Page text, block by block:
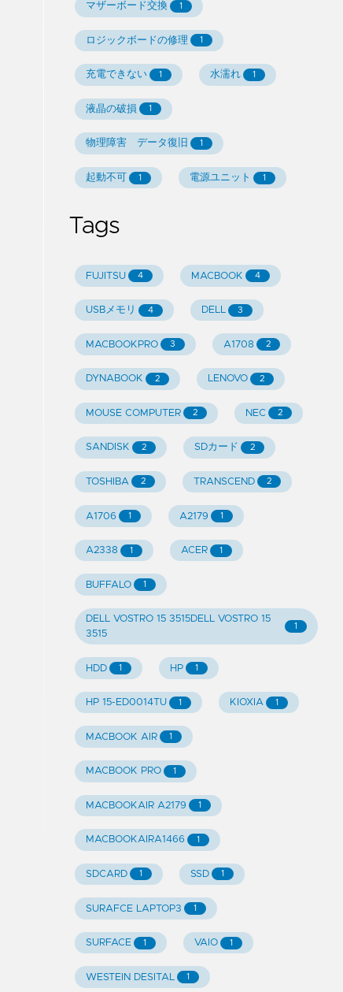
マザーボード交換 1
ロジックボードの修理 1
充電できない 1 水濡れ 1
液晶の破損 1
物理障害 データ復旧 1
起動不可 1 電源ユニット 1
Tags
FUJITSU 4 MACBOOK 4
USBメモリ 4 DELL 3
MACBOOKPRO 3 A1708 2
DYNABOOK 2 LENOVO 2
MOUSE COMPUTER 2 NEC 2
SANDISK 2 SDカード 2
TOSHIBA 2 TRANSCEND 2
A1706 1 A2179 1
A2338 1 ACER 1
BUFFALO 1
DELL VOSTRO 15 3515DELL VOSTRO 15
3515
1
HDD 1 HP 1
HP 15-ED0014TU 1 KIOXIA 1
MACBOOK AIR 1
MACBOOK PRO 1
MACBOOKAIR A2179 1
MACBOOKAIRA1466 1
SDCARD 1 SSD 1
SURAFCE LAPTOP3 1
SURFACE 1 VAIO 1
WESTEIN DESITAL 1